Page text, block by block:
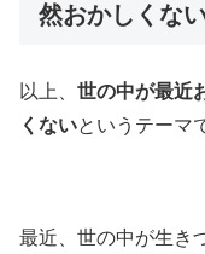
然おかしくな
以上、 世の中が最近
くないというテーマ
最近、世の中が生き